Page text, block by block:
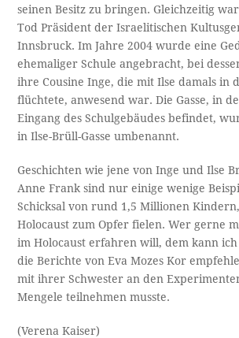
seinen Besitz zu bringen. Gleichzeitig
Tod Präsident der Israelitischen
Innsbruck. Im Jahre 2004 wurde eine
ehemaliger Schule angebracht, bei
ihre Cousine Inge, die mit Ilse damals in
flüchtete, anwesend war. Die Gasse, in
Eingang des Schulgebäudes befindet,
in Ilse-Brüll-Gasse umbenannt.
Geschichten wie jene von Inge und Ilse
Anne Frank sind nur einige wenige
Schicksal von rund 1,5 Millionen
Holocaust zum Opfer fielen. Wer gerne
im Holocaust erfahren will, dem kann
die Berichte von Eva Mozes Kor
mit ihrer Schwester an den
Mengele teilnehmen musste.
(Verena Kaiser)